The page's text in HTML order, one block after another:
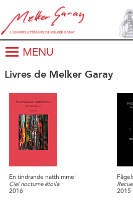
MENU
Livres de Melker Garay
En tindrande natthimmel
Ciel nocturne étoilé
2016
2015